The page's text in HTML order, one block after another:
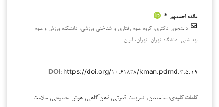
مائده احمدپور *
دانشجوی دکتری، گروه علوم رفتاری و شناختی ورزشی، دانشکده ورزش و علوم
بهداشتی، دانشگاه تهران، تهران، ایران
DOI: https://doi.org/۱۰.۶۱۸۳۸/kman.pdmd.۳.۵.۱۹
کلمات کلیدی: سالمندان, تمرینات قدرتی, ذهن‌آگاهی, هوش مصنوعی, سلامت